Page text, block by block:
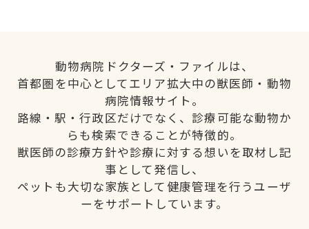
動物病院ドクターズ・ファイルは、
首都圏を中心としてエリア拡大中の獣医師・動物
病院情報サイト。
路線・駅・行政区だけでなく、診療可能な動物か
らも検索できることが特徴的。
獣医師の診療方針や診療に対する想いを取材し記
事として発信し、
ペットも大切な家族として健康管理を行うユーザ
ーをサポートしています。